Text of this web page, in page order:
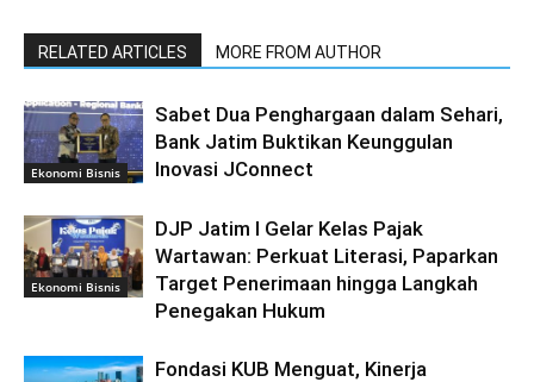
RELATED ARTICLES MORE FROM AUTHOR
Ekonomi Bisnis
Sabet Dua Penghargaan dalam Sehari,
Bank Jatim Buktikan Keunggulan
Inovasi JConnect
Ekonomi Bisnis
DJP Jatim I Gelar Kelas Pajak
Wartawan: Perkuat Literasi, Paparkan
Target Penerimaan hingga Langkah
Penegakan Hukum
Fondasi KUB Menguat, Kinerja